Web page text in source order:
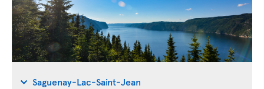
Saguenay-Lac-Saint-Jean